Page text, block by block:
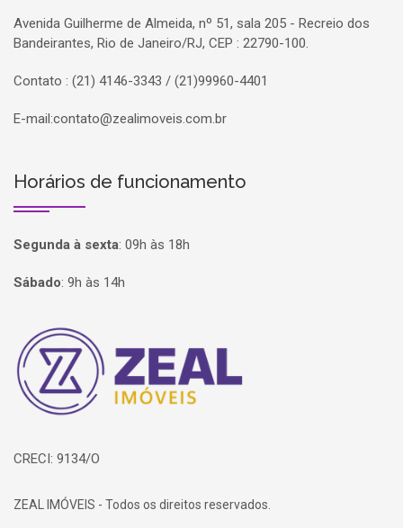
Avenida Guilherme de Almeida, nº 51, sala 205 - Recreio dos
Bandeirantes, Rio de Janeiro/RJ, CEP : 22790-100.
Contato : (21) 4146-3343 / (21)99960-4401
E-mail:contato@zealimoveis.com.br
Horários de funcionamento
Segunda à sexta: 09h às 18h
Sábado: 9h às 14h
Página inicial
CRECI: 9134/O
ZEAL IMÓVEIS - Todos os direitos reservados.